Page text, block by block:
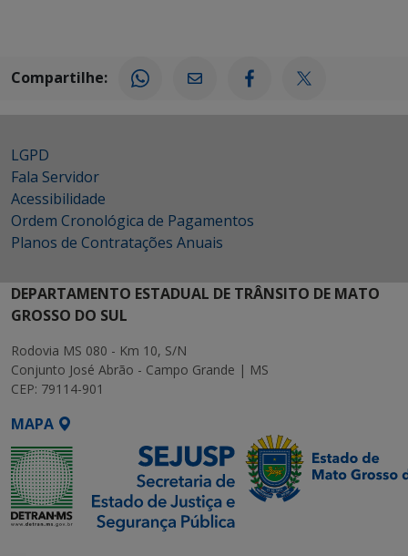
Compartilhe:
LGPD
Fala Servidor
Acessibilidade
Ordem Cronológica de Pagamentos
Planos de Contratações Anuais
DEPARTAMENTO ESTADUAL DE TRÂNSITO DE MATO
GROSSO DO SUL
Rodovia MS 080 - Km 10, S/N
Conjunto José Abrão - Campo Grande | MS
CEP: 79114-901
MAPA